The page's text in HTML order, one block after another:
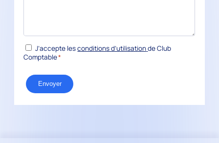
RGPD
* J’accepte lesconditions d’utilisationde Club
Comptable*